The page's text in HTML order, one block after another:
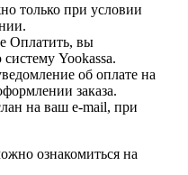
только при условии
Оплатить, вы
Yookassa.
об оплате на
заказа.
на ваш e-mail, при
ознакомиться на